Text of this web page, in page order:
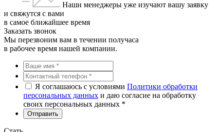
Наши менеджеры уже изучают вашу заявку
и свяжутся с вами
в самое ближайшее время
Заказать звонок
Мы перезвоним вам в течении получаса
в рабочее время нашей компании.
Я соглашаюсь с условиями Политики обработки
персональных данных и даю согласие на обработку
своих персональных данных *